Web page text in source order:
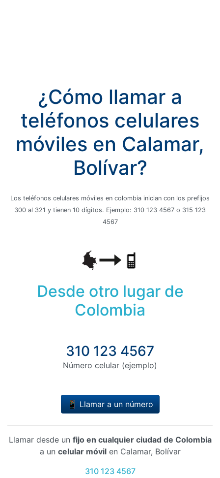
¿Cómo llamar a
teléfonos celulares
móviles en Calamar,
Bolívar?
Los teléfonos celulares móviles en colombia inician con los prefijos
300 al 321 y tienen 10 dígitos. Ejemplo: 310 123 4567 o 315 123
4567
Desde otro lugar de
Colombia
310 123 4567
Número celular (ejemplo)
📱 Llamar a un número
Llamar desde un fijo en cualquier ciudad de Colombia
a un celular móvilen Calamar, Bolívar
310 123 4567